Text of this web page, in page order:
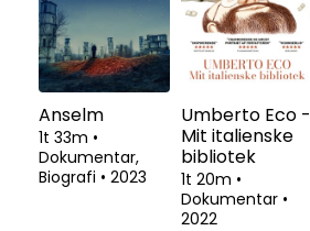
Anselm
1t 33m •
Dokumentar,
Biografi • 2023
Umberto Eco -
Mit italienske
bibliotek
1t 20m •
Dokumentar •
2022